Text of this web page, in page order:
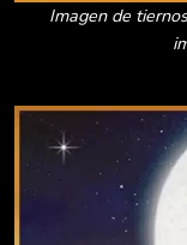
Imagen de